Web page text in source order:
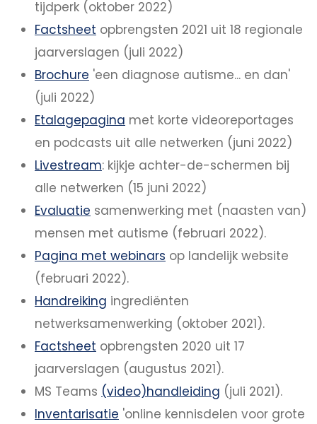
tijdperk (oktober 2022)
Factsheet opbrengsten 2021 uit 18 regionale
jaarverslagen (juli 2022)
Brochure 'een diagnose autisme... en dan'
(juli 2022)
Etalagepagina met korte videoreportages
en podcasts uit alle netwerken (juni 2022)
Livestream: kijkje achter-de-schermen bij
alle netwerken (15 juni 2022)
Evaluatie samenwerking met (naasten van)
mensen met autisme (februari 2022).
Pagina met webinars op landelijk website
(februari 2022).
Handreiking ingrediënten
netwerksamenwerking (oktober 2021).
Factsheet opbrengsten 2020 uit 17
jaarverslagen (augustus 2021).
MS Teams (video)handleiding (juli 2021).
Inventarisatie 'online kennisdelen voor grote